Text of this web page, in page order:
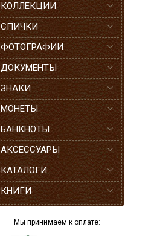
КОЛЛЕКЦИИ
СПИЧКИ
ФОТОГРАФИИ
ДОКУМЕНТЫ
ЗНАКИ
МОНЕТЫ
БАНКНОТЫ
АКСЕССУАРЫ
КАТАЛОГИ
КНИГИ
Мы принимаем к оплате: